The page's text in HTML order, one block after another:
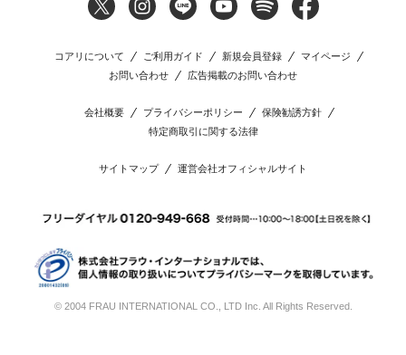
コアリについて ご利用ガイド 新規会員登録
マイページ
お問い合わせ
広告掲載のお問い合わせ
会社概要 プライバシーポリシー
保険勧誘方針
特定商取引に関する法律
サイトマップ 運営会社オフィシャルサイト
© 2004 FRAU INTERNATIONAL CO., LTD Inc. All Rights Reserved.